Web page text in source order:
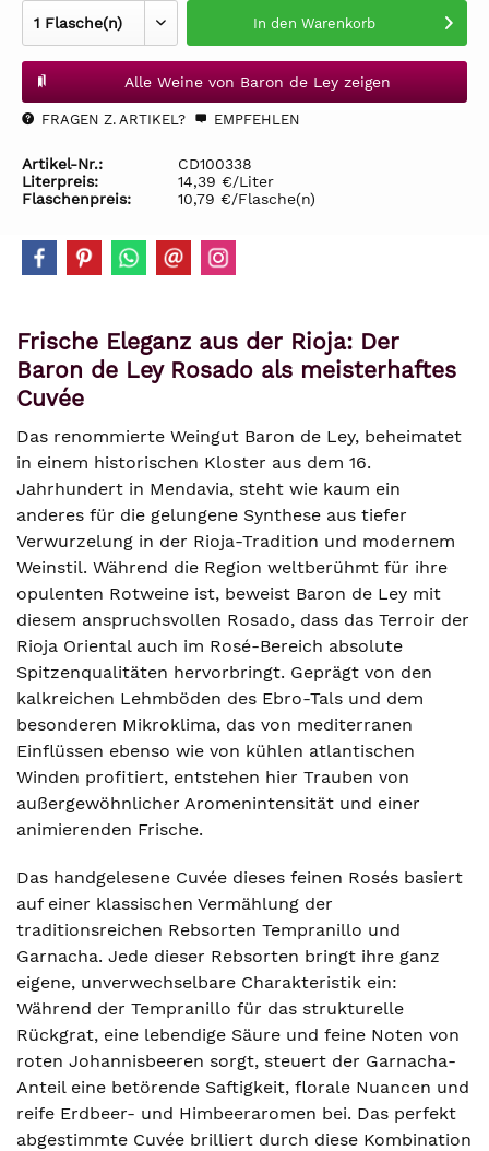
In den Warenkorb
Alle Weine von Baron de Ley zeigen
FRAGEN Z. ARTIKEL? EMPFEHLEN
Artikel-Nr.:
CD100338
Literpreis:
14,39 €/Liter
Flaschenpreis:
10,79 €/Flasche(n)
Frische Eleganz aus der Rioja: Der
Baron de Ley Rosado als meisterhaftes
Cuvée
Das renommierte Weingut Baron de Ley, beheimatet
in einem historischen Kloster aus dem 16.
Jahrhundert in Mendavia, steht wie kaum ein
anderes für die gelungene Synthese aus tiefer
Verwurzelung in der Rioja-Tradition und modernem
Weinstil. Während die Region weltberühmt für ihre
opulenten Rotweine ist, beweist Baron de Ley mit
diesem anspruchsvollen Rosado, dass das Terroir der
Rioja Oriental auch im Rosé-Bereich absolute
Spitzenqualitäten hervorbringt. Geprägt von den
kalkreichen Lehmböden des Ebro-Tals und dem
besonderen Mikroklima, das von mediterranen
Einflüssen ebenso wie von kühlen atlantischen
Winden profitiert, entstehen hier Trauben von
außergewöhnlicher Aromenintensität und einer
animierenden Frische.
Das handgelesene Cuvée dieses feinen Rosés basiert
auf einer klassischen Vermählung der
traditionsreichen Rebsorten Tempranillo und
Garnacha. Jede dieser Rebsorten bringt ihre ganz
eigene, unverwechselbare Charakteristik ein:
Während der Tempranillo für das strukturelle
Rückgrat, eine lebendige Säure und feine Noten von
roten Johannisbeeren sorgt, steuert der Garnacha-
Anteil eine betörende Saftigkeit, florale Nuancen und
reife Erdbeer- und Himbeeraromen bei. Das perfekt
abgestimmte Cuvée brilliert durch diese Kombination